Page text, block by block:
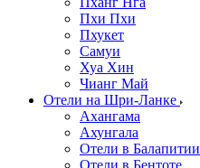
Пхи Пхи
Пхукет
Самуи
Хуа Хин
Чианг Май
Отели на Шри-Ланке
Ахангама
Ахунгала
Отели в Балапитии
Отели в Бентоте